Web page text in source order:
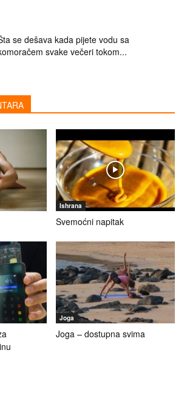
se dešava kada pijete vodu sa
svake večeri tokom...
Ishrana
Svemoćni napitak
Joga
Joga – dostupna svima